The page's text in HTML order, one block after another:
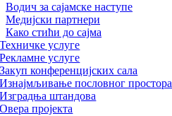
Водич за сајамске наступе
Медијски партнери
Како стићи до сајма
Техничке услуге
Рекламне услуге
Закуп конференцијских сала
Изнајмљивање пословног простора
Изградња штандова
Овера пројекта